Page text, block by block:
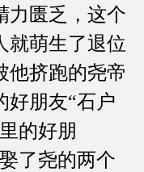
力匮乏，这个
就萌生了退位
他挤跑的尧帝
好朋友“石户
的好朋
了尧的两个